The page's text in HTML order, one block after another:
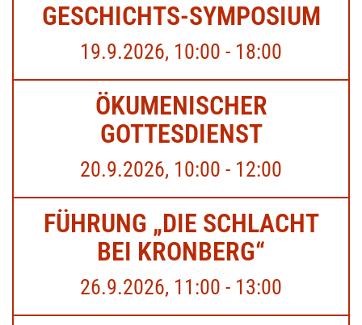
GESCHICHTS-SYMPOSIUM
19.9.2026, 10:00 - 18:00
ÖKUMENISCHER
GOTTESDIENST
20.9.2026, 10:00 - 12:00
FÜHRUNG „DIE SCHLACHT
BEI KRONBERG“
26.9.2026, 11:00 - 13:00